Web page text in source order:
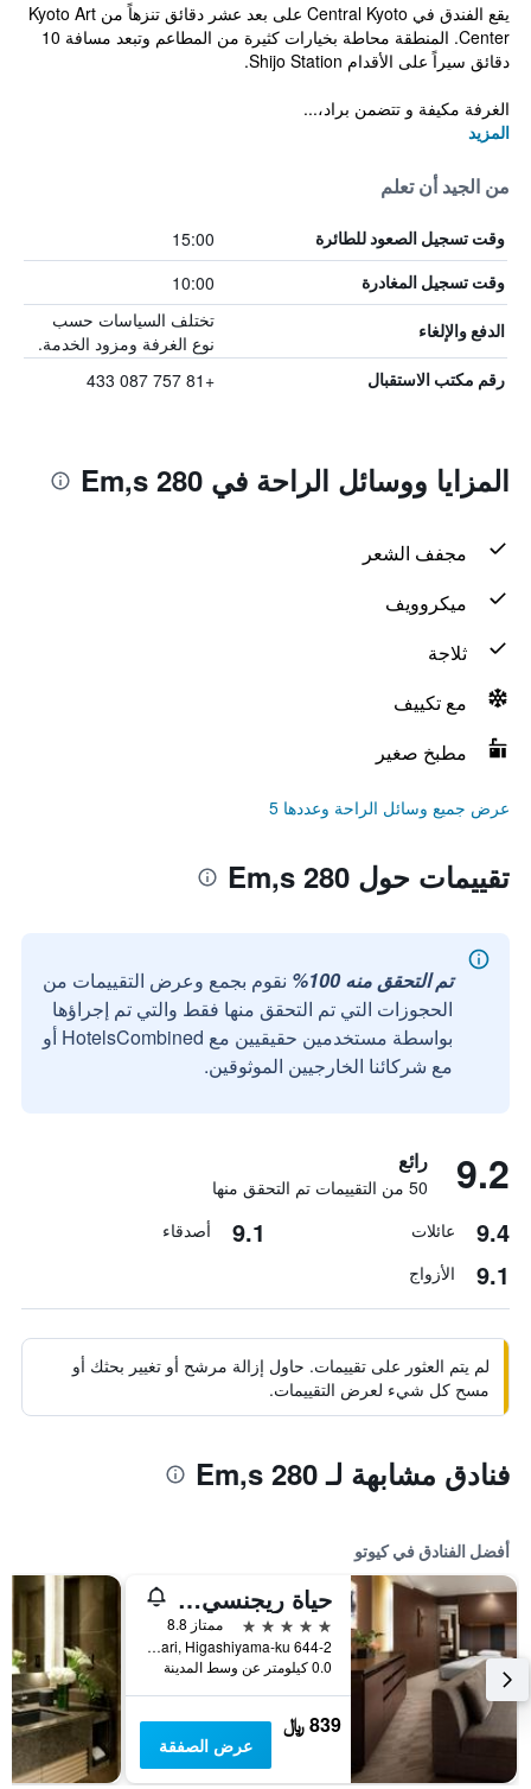
يقع الفندق في Central Kyoto على بعد عشر دقائق تنزهاً من Kyoto Art
Center. المنطقة محاطة بخيارات كثيرة من المطاعم وتبعد مسافة 10
دقائق سيراً على الأقدام Shijo Station.
الغرفة مكيفة و تتضمن براد،...
المزيد
من الجيد أن تعلم
وقت تسجيل الصعود للطائرة 15:00
وقت تسجيل المغادرة 10:00
الدفع والإلغاء
تختلف السياسات حسب
نوع الغرفة ومزود الخدمة.
رقم مكتب الاستقبال +81 757 087 433
المزايا ووسائل الراحة في Em,s 280
مجفف الشعر
ميكروويف
ثلاجة
مع تكييف
مطبخ صغير
عرض جميع وسائل الراحة وعددها 5
تقييمات حول Em,s 280
تم التحقق منه 100%
نقوم بجمع وعرض التقييمات من
الحجوزات التي تم التحقق منها فقط والتي تم إجراؤها
بواسطة مستخدمين حقيقيين مع HotelsCombined أو
مع شركائنا الخارجيين الموثوقين.
9.2 رائع
50 من التقييمات تم التحقق منها
9.4 عائلات 9.1 أصدقاء
9.1 الأزواج
لم يتم العثور على تقييمات. حاول إزالة مرشح أو تغيير بحثك أو
مسح كل شيء لعرض التقييمات.
فنادق مشابهة لـ Em,s 280
أفضل الفنادق في كيوتو
حياة ريجنسي كيوتو
5 نجوم
ممتاز 8.8
644-2 Sanjusangendo-Mawari, Higashiyama-ku, كيوتو, اليابان
0.0 كيلومتر عن وسط المدينة
839 ﷼
عرض الصفقة